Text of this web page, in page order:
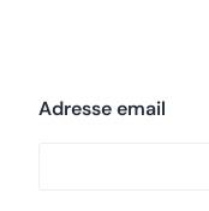
Adresse email